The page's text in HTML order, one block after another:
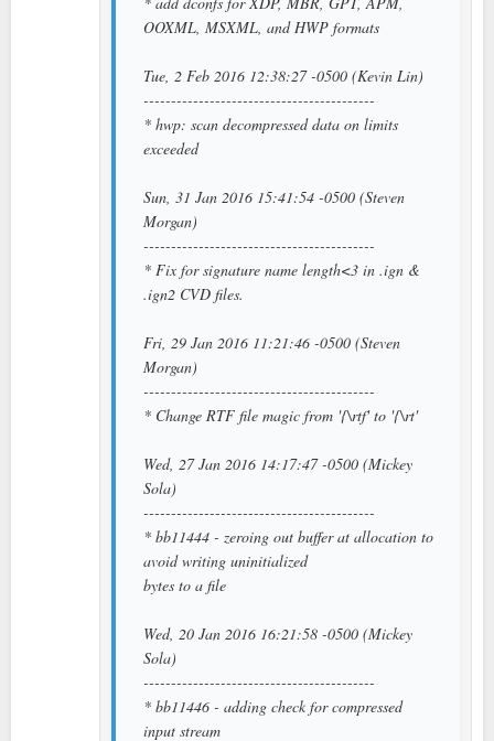
OOXML, MSXML, and HWP formats
Tue, 2 Feb 2016 12:38:27 -0500 (Kevin Lin)
------------------------------------------
* hwp: scan decompressed data on limits
exceeded
Sun, 31 Jan 2016 15:41:54 -0500 (Steven
Morgan)
------------------------------------------
* Fix for signature name length<3 in .ign &
.ign2 CVD files.
Fri, 29 Jan 2016 11:21:46 -0500 (Steven
Morgan)
------------------------------------------
* Change RTF file magic from '{\rtf' to '{\rt'
Wed, 27 Jan 2016 14:17:47 -0500 (Mickey
Sola)
------------------------------------------
* bb11444 - zeroing out buffer at allocation to
avoid writing uninitialized
bytes to a file
Wed, 20 Jan 2016 16:21:58 -0500 (Mickey
Sola)
------------------------------------------
* bb11446 - adding check for compressed
input stream